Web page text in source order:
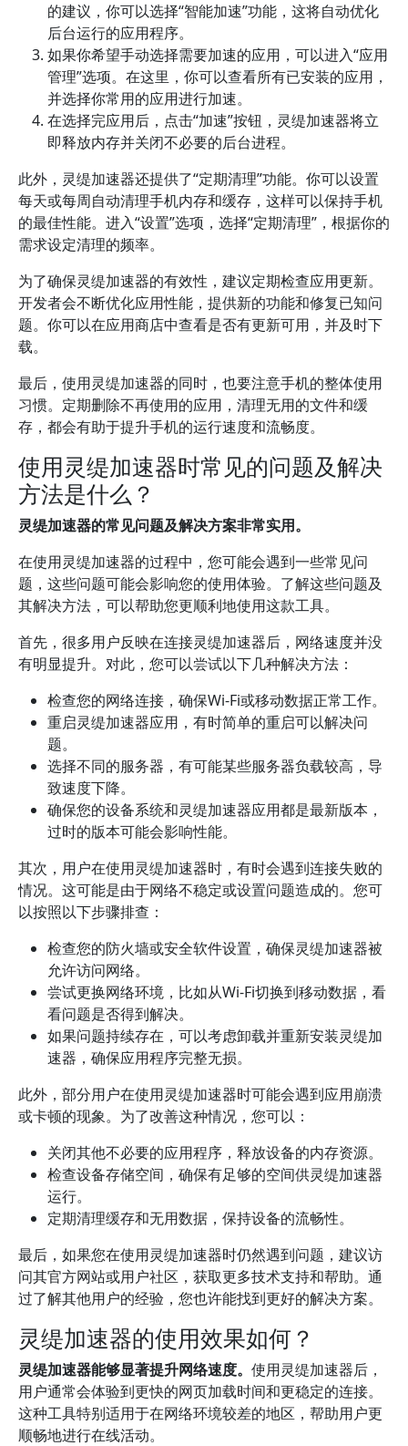
的建议，你可以选择“智能加速”功能，这将自动优化
后台运行的应用程序。
如果你希望手动选择需要加速的应用，可以进入“应用
管理”选项。在这里，你可以查看所有已安装的应用，
并选择你常用的应用进行加速。
在选择完应用后，点击“加速”按钮，灵缇加速器将立
即释放内存并关闭不必要的后台进程。
此外，灵缇加速器还提供了“定期清理”功能。你可以设置
每天或每周自动清理手机内存和缓存，这样可以保持手机
的最佳性能。进入“设置”选项，选择“定期清理”，根据你的
需求设定清理的频率。
为了确保灵缇加速器的有效性，建议定期检查应用更新。
开发者会不断优化应用性能，提供新的功能和修复已知问
题。你可以在应用商店中查看是否有更新可用，并及时下
载。
最后，使用灵缇加速器的同时，也要注意手机的整体使用
习惯。定期删除不再使用的应用，清理无用的文件和缓
存，都会有助于提升手机的运行速度和流畅度。
使用灵缇加速器时常见的问题及解决
方法是什么？
灵缇加速器的常见问题及解决方案非常实用。
在使用灵缇加速器的过程中，您可能会遇到一些常见问
题，这些问题可能会影响您的使用体验。了解这些问题及
其解决方法，可以帮助您更顺利地使用这款工具。
首先，很多用户反映在连接灵缇加速器后，网络速度并没
有明显提升。对此，您可以尝试以下几种解决方法：
检查您的网络连接，确保Wi-Fi或移动数据正常工作。
重启灵缇加速器应用，有时简单的重启可以解决问
题。
选择不同的服务器，有可能某些服务器负载较高，导
致速度下降。
确保您的设备系统和灵缇加速器应用都是最新版本，
过时的版本可能会影响性能。
其次，用户在使用灵缇加速器时，有时会遇到连接失败的
情况。这可能是由于网络不稳定或设置问题造成的。您可
以按照以下步骤排查：
检查您的防火墙或安全软件设置，确保灵缇加速器被
允许访问网络。
尝试更换网络环境，比如从Wi-Fi切换到移动数据，看
看问题是否得到解决。
如果问题持续存在，可以考虑卸载并重新安装灵缇加
速器，确保应用程序完整无损。
此外，部分用户在使用灵缇加速器时可能会遇到应用崩溃
或卡顿的现象。为了改善这种情况，您可以：
关闭其他不必要的应用程序，释放设备的内存资源。
检查设备存储空间，确保有足够的空间供灵缇加速器
运行。
定期清理缓存和无用数据，保持设备的流畅性。
最后，如果您在使用灵缇加速器时仍然遇到问题，建议访
问其官方网站或用户社区，获取更多技术支持和帮助。通
过了解其他用户的经验，您也许能找到更好的解决方案。
灵缇加速器的使用效果如何？
灵缇加速器能够显著提升网络速度。 使用灵缇加速器后，
用户通常会体验到更快的网页加载时间和更稳定的连接。
这种工具特别适用于在网络环境较差的地区，帮助用户更
顺畅地进行在线活动。